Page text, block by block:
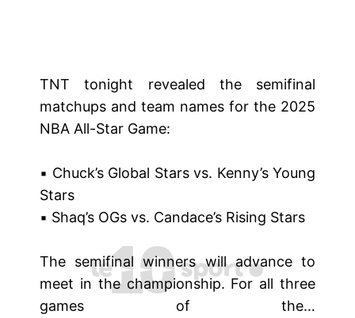
TNT tonight revealed the semifinal
matchups and team names for the 2025
NBA All-Star Game:
▪️ Chuck’s Global Stars vs. Kenny’s Young
Stars
▪️ Shaq’s OGs vs. Candace’s Rising Stars
The semifinal winners will advance to
meet in the championship. For all three
games of the…